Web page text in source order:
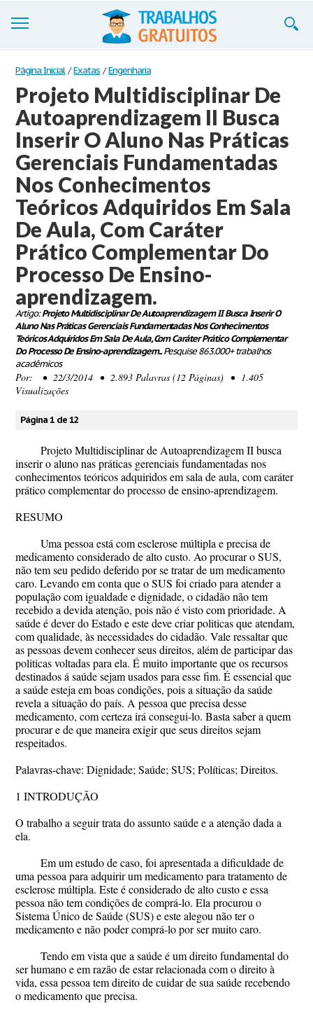
Trabalhos
Cadastre-se
Entre
Blog
Contate-nos
Página Inicial / Exatas / Engenharia
Projeto Multidisciplinar De
Autoaprendizagem II Busca
Inserir O Aluno Nas Práticas
Gerenciais Fundamentadas
Nos Conhecimentos
Teóricos Adquiridos Em Sala
De Aula, Com Caráter
Prático Complementar Do
Processo De Ensino-
aprendizagem.
Artigo:Projeto Multidisciplinar De Autoaprendizagem II Busca Inserir O
Aluno Nas Práticas Gerenciais Fundamentadas Nos Conhecimentos
Teóricos Adquiridos Em Sala De Aula, Com Caráter Prático Complementar
Do Processo De Ensino-aprendizagem..Pesquise 863.000+ trabalhos
acadêmicos
Por:
• 22/3/2014 • 2.893 Palavras (12 Páginas) • 1.405
Visualizações
Página 1 de 12
Projeto Multidisciplinar de Autoaprendizagem II busca
inserir o aluno nas práticas gerenciais fundamentadas nos
conhecimentos teóricos adquiridos em sala de aula, com caráter
prático complementar do processo de ensino-aprendizagem.
RESUMO
Uma pessoa está com esclerose múltipla e precisa de
medicamento considerado de alto custo. Ao procurar o SUS,
não tem seu pedido deferido por se tratar de um medicamento
caro. Levando em conta que o SUS foi criado para atender a
população com igualdade e dignidade, o cidadão não tem
recebido a devida atenção, pois não é visto com prioridade. A
saúde é dever do Estado e este deve criar politicas que atendam,
com qualidade, às necessidades do cidadão. Vale ressaltar que
as pessoas devem conhecer seus direitos, além de participar das
politicas voltadas para ela. É muito importante que os recursos
destinados á saúde sejam usados para esse fim. É essencial que
a saúde esteja em boas condições, pois a situação da saúde
revela a situação do país. A pessoa que precisa desse
medicamento, com certeza irá consegui-lo. Basta saber a quem
procurar e de que maneira exigir que seus direitos sejam
respeitados.
Palavras-chave: Dignidade; Saúde; SUS; Políticas; Direitos.
1 INTRODUÇÃO
O trabalho a seguir trata do assunto saúde e a atenção dada a
ela.
Em um estudo de caso, foi apresentada a dificuldade de
uma pessoa para adquirir um medicamento para tratamento de
esclerose múltipla. Este é considerado de alto custo e essa
pessoa não tem condições de comprá-lo. Ela procurou o
Sistema Único de Saúde (SUS) e este alegou não ter o
medicamento e não poder comprá-lo por ser muito caro.
Tendo em vista que a saúde é um direito fundamental do
ser humano e em razão de estar relacionada com o direito à
vida, essa pessoa tem direito de cuidar de sua saúde recebendo
o medicamento que precisa.